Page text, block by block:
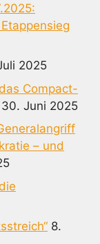
2025
Compact-
30. Juni 2025
– und
8.